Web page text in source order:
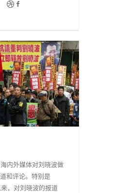
内外媒体对刘晓波做
和评论。特别是
，对刘晓波的报道